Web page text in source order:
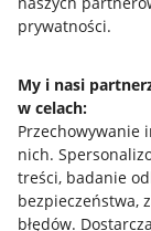
prywatności.
My i nasi
w celach:
nich.
treści, badanie
bezpieczeństwa,
błędów.
Jak to działa
Allegro Gadane
Allegro Gadane
Mapa